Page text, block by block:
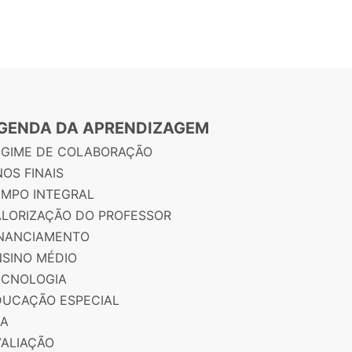
DA APRENDIZAGEM
DE COLABORAÇÃO
FINAIS
INTEGRAL
DO PROFESSOR
MÉDIO
ESPECIAL